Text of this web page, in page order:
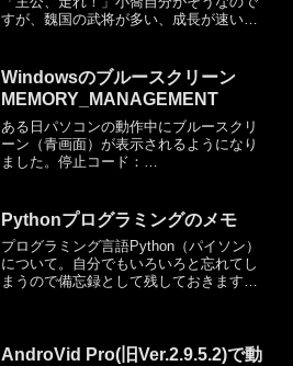
すが、魏国の武将が多い、成長が速いで
点将です。陣営点将のデフォルト選択値
（初期値）が魏国になってい...
Windowsのブルースクリーン
MEMORY_MANAGEMENT
ある日パソコンの動作中にブルースクリ
ーン（青画面）が表示されるようになり
ました。停止コード：
表示されることが多かったです。で、
「JWord」というソフトをアン...
Pythonプログラミングのメモ
プログラミング言語Python（パイソン）
について。自分でもいろいろと忘れてし
まうので備忘録として残しておきます。
Py...
AndroVid Pro(旧Ver.2.9.5.2)で動